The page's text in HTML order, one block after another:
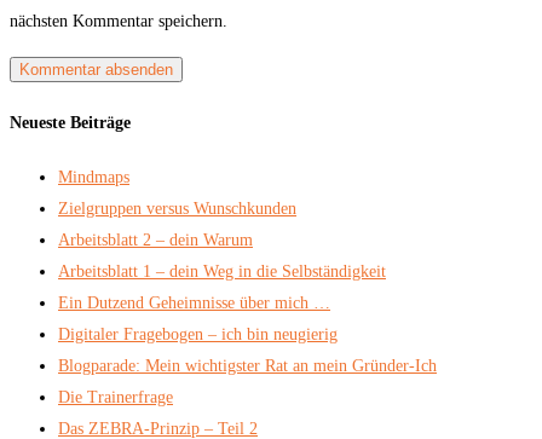
nächsten Kommentar speichern.
Neueste Beiträge
Mindmaps
Zielgruppen versus Wunschkunden
Arbeitsblatt 2 – dein Warum
Arbeitsblatt 1 – dein Weg in die Selbständigkeit
Ein Dutzend Geheimnisse über mich …
Digitaler Fragebogen – ich bin neugierig
Blogparade: Mein wichtigster Rat an mein Gründer-Ich
Die Trainerfrage
Das ZEBRA-Prinzip – Teil 2